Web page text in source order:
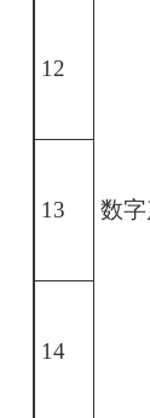
数
12
13
14